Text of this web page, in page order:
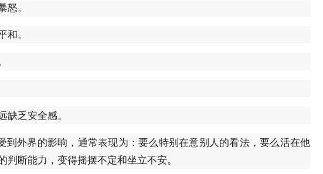
。
。
乏安全感。
外界的影响，通常表现为：要么特别在意别人的看法，要么活在他
断能力，变得摇摆不定和坐立不安。